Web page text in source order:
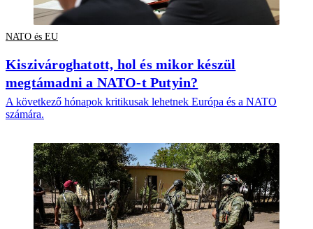
NATO és EU
Kiszivároghatott, hol és mikor készül
megtámadni a NATO-t Putyin?
A következő hónapok kritikusak lehetnek Európa és a NATO
számára.